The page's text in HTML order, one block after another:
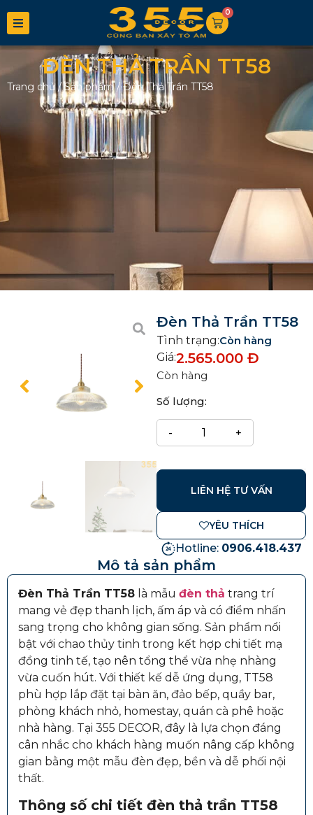
0
ĐÈN THẢ TRẦN TT58
Trang chủ/Sản phẩm/Đèn Thả Trần TT58
Đèn Thả Trần TT58
Tình trạng:Còn hàng
Giá:2.565.000 Đ
Còn hàng
Số lượng:
LIÊN HỆ TƯ VẤN
YÊU THÍCH
Hotline: 0906.418.437
Mô tả sản phẩm
Đèn Thả Trần TT58 là mẫu đèn thả trang trí
mang vẻ đẹp thanh lịch, ấm áp và có điểm nhấn
sang trọng cho không gian sống. Sản phẩm nổi
bật với chao thủy tinh trong kết hợp chi tiết mạ
đồng tinh tế, tạo nên tổng thể vừa nhẹ nhàng
vừa cuốn hút. Với thiết kế dễ ứng dụng, TT58
phù hợp lắp đặt tại bàn ăn, đảo bếp, quầy bar,
phòng khách nhỏ, homestay, quán cà phê hoặc
nhà hàng. Tại 355 DECOR, đây là lựa chọn đáng
cân nhắc cho khách hàng muốn nâng cấp không
gian bằng một mẫu đèn đẹp, bền và dễ phối nội
thất.
Thông số chi tiết đèn thả trần TT58